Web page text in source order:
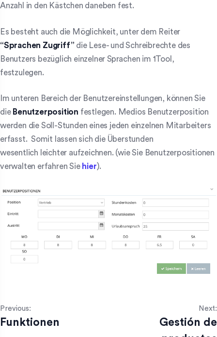
Anzahl in den Kästchen daneben fest.
Es besteht auch die Möglichkeit, unter dem Reiter
“Sprachen Zugriff” die Lese- und Schreibrechte des
Benutzers bezüglich einzelner Sprachen im 1Tool,
festzulegen.
Im unteren Bereich der Benutzereinstellungen, können Sie
die Benutzerposition festlegen. Medios Benutzerposition
werden die Soll-Stunden eines jeden einzelnen Mitarbeiters
erfasst. Somit lassen sich die Überstunden
wesentlich leichter aufzeichnen. (wie Sie Benutzerpositionen
verwalten erfahren Sie hier).
Previous:
Funktionen
Next:
Gestión de